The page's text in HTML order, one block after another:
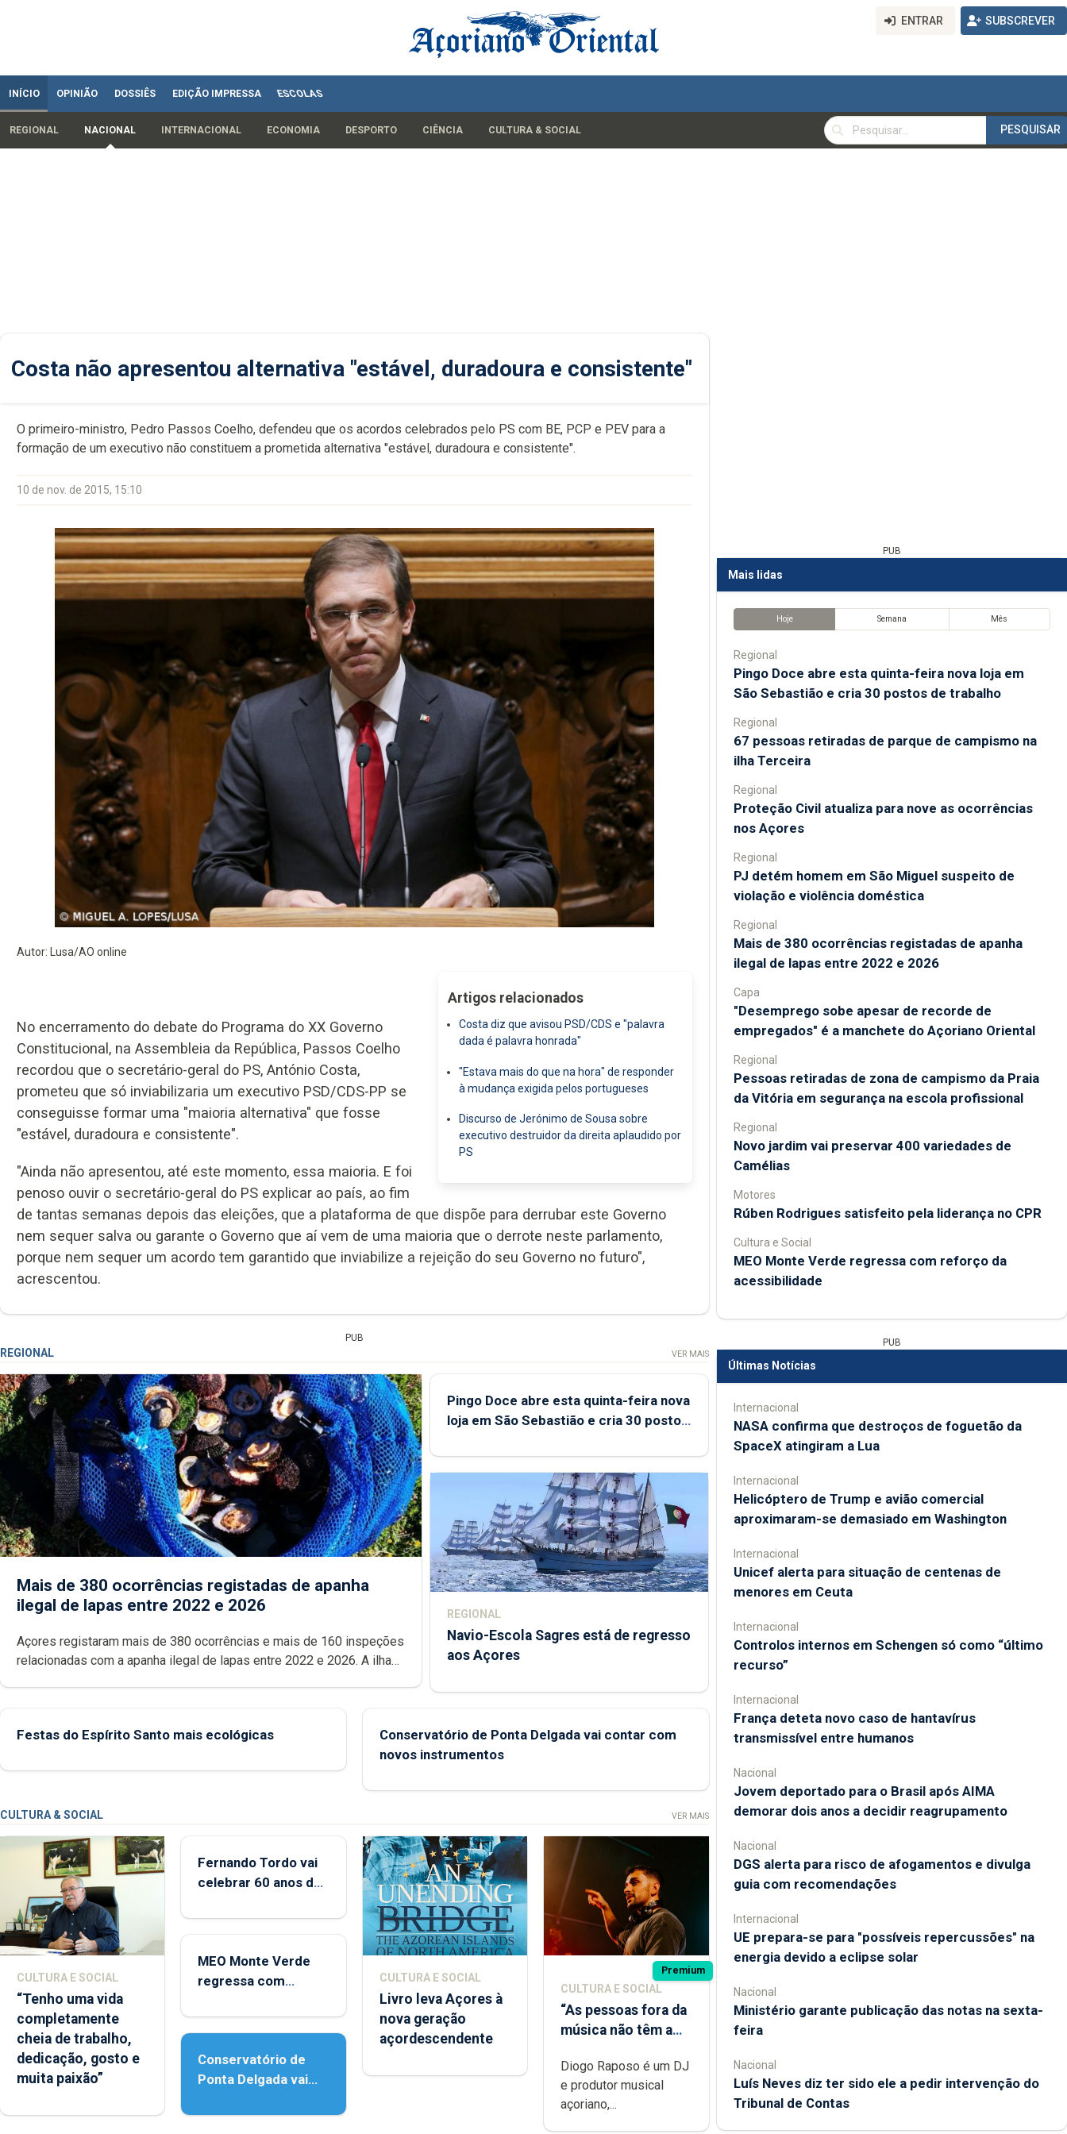
ENTRAR SUBSCREVER
INÍCIO OPINIÃO DOSSIÊS EDIÇÃO IMPRESSA ESCOLAS
REGIONAL NACIONAL INTERNACIONAL ECONOMIA DESPORTO CIÊNCIA CULTURA & SOCIAL
PESQUISAR
PESQUISAR
Costa não apresentou alternativa "estável, duradoura e consistente"
O primeiro-ministro, Pedro Passos Coelho, defendeu que os acordos celebrados pelo PS com BE, PCP e PEV para a
formação de um executivo não constituem a prometida alternativa "estável, duradoura e consistente".
10 de nov. de 2015, 15:10
Autor: Lusa/AO online
Artigos relacionados
Costa diz que avisou PSD/CDS e "palavra
dada é palavra honrada"
"Estava mais do que na hora" de responder
à mudança exigida pelos portugueses
Discurso de Jerónimo de Sousa sobre
executivo destruidor da direita aplaudido por
PS
No encerramento do debate do Programa do XX Governo
Constitucional, na Assembleia da República, Passos Coelho
recordou que o secretário-geral do PS, António Costa,
prometeu que só inviabilizaria um executivo PSD/CDS-PP se
conseguisse formar uma "maioria alternativa" que fosse
"estável, duradoura e consistente".
"Ainda não apresentou, até este momento, essa maioria. E foi
penoso ouvir o secretário-geral do PS explicar ao país, ao fim
de tantas semanas depois das eleições, que a plataforma de que dispõe para derrubar este Governo
nem sequer salva ou garante o Governo que aí vem de uma maioria que o derrote neste parlamento,
porque nem sequer um acordo tem garantido que inviabilize a rejeição do seu Governo no futuro",
acrescentou.
PUB
REGIONAL VER MAIS
Mais de 380 ocorrências registadas de apanha
ilegal de lapas entre 2022 e 2026
Açores registaram mais de 380 ocorrências e mais de 160 inspeções
relacionadas com a apanha ilegal de lapas entre 2022 e 2026. A ilha
Pingo Doce abre esta quinta-feira nova
loja em São Sebastião e cria 30 postos
REGIONAL
Navio-Escola Sagres está de regresso
aos Açores
Festas do Espírito Santo mais ecológicas
Conservatório de Ponta Delgada vai contar com
novos instrumentos
CULTURA & SOCIAL VER MAIS
CULTURA E SOCIAL
“Tenho uma vida
completamente
cheia de trabalho,
dedicação, gosto e
muita paixão”
Fernando Tordo vai
celebrar 60 anos de
Micaelense
MEO Monte Verde
regressa com
acessibilidade
Conservatório de
Ponta Delgada vai
instrumentos
CULTURA E SOCIAL
Livro leva Açores à
nova geração
açordescendente
Premium
CULTURA E SOCIAL
“As pessoas fora da
música não têm a
difícil é produzir
uma música”
Diogo Raposo é um DJ
e produtor musical
açoriano,...
PUB
Mais lidas
Hoje Semana Mês
Regional
Pingo Doce abre esta quinta-feira nova loja em
São Sebastião e cria 30 postos de trabalho
Regional
67 pessoas retiradas de parque de campismo na
ilha Terceira
Regional
Proteção Civil atualiza para nove as ocorrências
nos Açores
Regional
PJ detém homem em São Miguel suspeito de
violação e violência doméstica
Regional
Mais de 380 ocorrências registadas de apanha
ilegal de lapas entre 2022 e 2026
Capa
"Desemprego sobe apesar de recorde de
empregados" é a manchete do Açoriano Oriental
Regional
Pessoas retiradas de zona de campismo da Praia
da Vitória em segurança na escola profissional
Regional
Novo jardim vai preservar 400 variedades de
Camélias
Motores
Rúben Rodrigues satisfeito pela liderança no CPR
Cultura e Social
MEO Monte Verde regressa com reforço da
acessibilidade
PUB
Últimas Notícias
Internacional
NASA confirma que destroços de foguetão da
SpaceX atingiram a Lua
Internacional
Helicóptero de Trump e avião comercial
aproximaram-se demasiado em Washington
Internacional
Unicef alerta para situação de centenas de
menores em Ceuta
Internacional
Controlos internos em Schengen só como “último
recurso”
Internacional
França deteta novo caso de hantavírus
transmissível entre humanos
Nacional
Jovem deportado para o Brasil após AIMA
demorar dois anos a decidir reagrupamento
Nacional
DGS alerta para risco de afogamentos e divulga
guia com recomendações
Internacional
UE prepara-se para "possíveis repercussões" na
energia devido a eclipse solar
Nacional
Ministério garante publicação das notas na sexta-
feira
Nacional
Luís Neves diz ter sido ele a pedir intervenção do
Tribunal de Contas